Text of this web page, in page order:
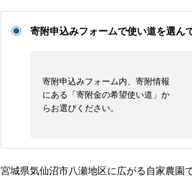
寄附申込みフォームで使い道を選ん
寄附申込みフォーム内、寄附情報
にある「寄附金の希望使い道」か
らお選びください。
宮城県気仙沼市八瀬地区に広がる自家農園